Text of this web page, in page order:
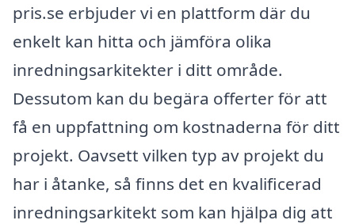
pris.se erbjuder vi en plattform där du
enkelt kan hitta och jämföra olika
inredningsarkitekter i ditt område.
Dessutom kan du begära offerter för att
få en uppfattning om kostnaderna för ditt
projekt. Oavsett vilken typ av projekt du
har i åtanke, så finns det en kvalificerad
inredningsarkitekt som kan hjälpa dig att